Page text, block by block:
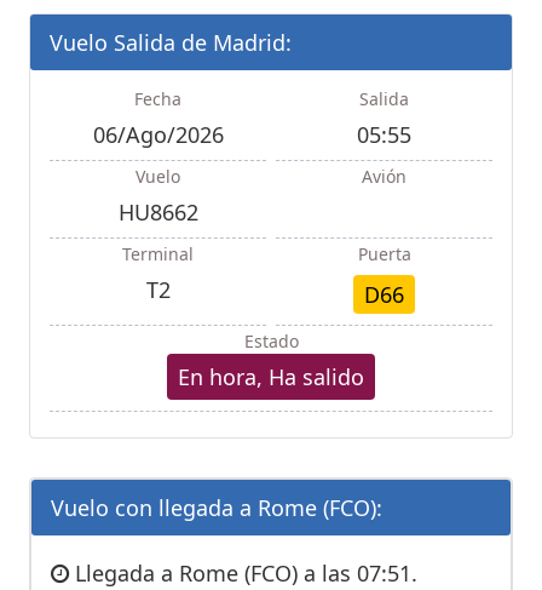
Vuelo Salida de Madrid:
Fecha
06/Ago/2026
Salida
05:55
Vuelo
HU8662
Avión
Terminal
T2
Puerta
D66
Estado
En hora, Ha salido
Vuelo con llegada a Rome (FCO):
Llegada a Rome (FCO) a las 07:51.